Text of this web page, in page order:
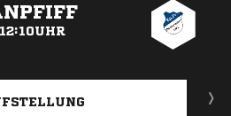
12:10UHR